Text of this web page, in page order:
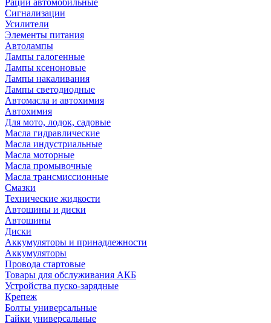
Рации автомобильные
Сигнализации
Усилители
Элементы питания
Автолампы
Лампы галогенные
Лампы ксеноновые
Лампы накаливания
Лампы светодиодные
Автомасла и автохимия
Автохимия
Для мото, лодок, садовые
Масла гидравлические
Масла индустриальные
Масла моторные
Масла промывочные
Масла трансмиссионные
Смазки
Технические жидкости
Автошины и диски
Автошины
Диски
Аккумуляторы и принадлежности
Аккумуляторы
Провода стартовые
Товары для обслуживания АКБ
Устройства пуско-зарядные
Крепеж
Болты универсальные
Гайки универсальные